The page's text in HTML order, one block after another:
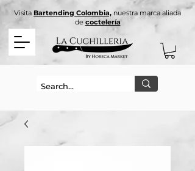
Visita Bartending Colombia, nuestra marca aliada
de coctelería